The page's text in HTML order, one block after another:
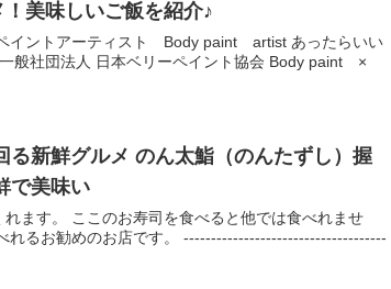
美味しいご飯を紹介♪
イントアーティスト Body paint artist あったらいい
般社団法人 日本ベリーペイント協会 Body paint ×
る新鮮グルメ のん太鮨（のんたずし）握
で美味い
ます。 ここのお寿司を食べると他では食べれませ
れるお勧めのお店です。 -------------------------------------